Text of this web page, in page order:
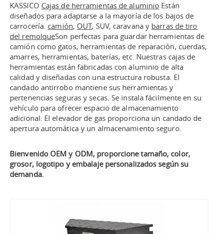
KASSICO Cajas de herramientas de aluminio Están
diseñados para adaptarse a la mayoría de los bajos de
carrocería. camión, OUT, SUV, caravana y barras de tiro
del remolqueSon perfectas para guardar herramientas de
camión como gatos, herramientas de reparación, cuerdas,
amarres, herramientas, baterías, etc. Nuestras cajas de
herramientas están fabricadas con aluminio de alta
calidad y diseñadas con una estructura robusta. El
candado antirrobo mantiene sus herramientas y
pertenencias seguras y secas. Se instala fácilmente en su
vehículo para ofrecer espacio de almacenamiento
adicional. El elevador de gas proporciona un candado de
apertura automática y un almacenamiento seguro.
Bienvenido OEM y ODM, proporcione tamaño, color,
grosor, logotipo y embalaje personalizados según su
demanda.